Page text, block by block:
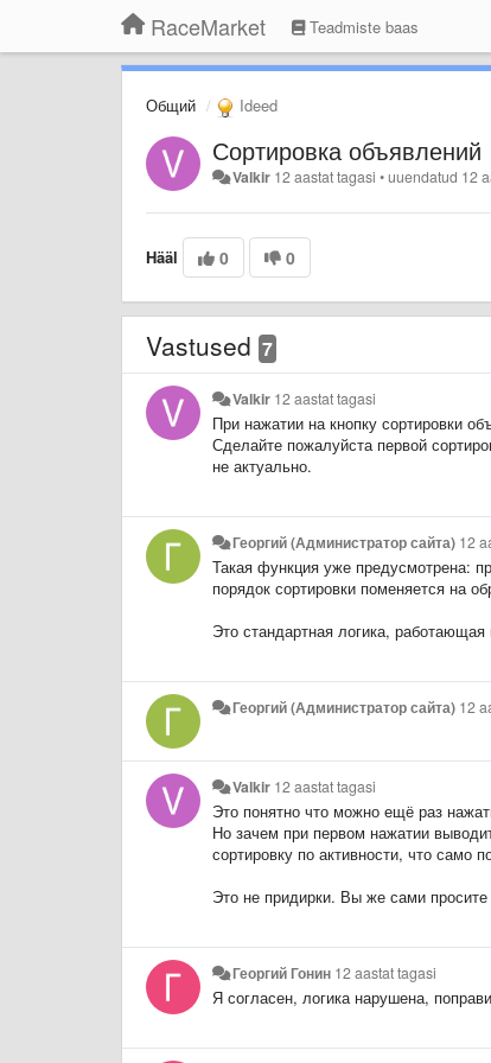
RaceMarket Teadmiste baas
Общий Ideed
Сортировка объявлений
Valkir 12 aastat tagasi •uuendatud 12
Hääl 0 0
Vastused 7
Valkir 12 aastat tagasi
При нажатии на кнопку сортировки
Сделайте пожалуйста первой
не актуально.
Георгий (Администратор сайта) 12
Такая функция уже предусмотрена:
порядок сортировки поменяется на
Это стандартная логика,
Георгий (Администратор сайта) 12
Valkir 12 aastat tagasi
Это понятно что можно ещё раз
Но зачем при первом нажатии
сортировку по активности, что
Это не придирки. Вы же сами
Георгий Гонин 12 aastat tagasi
Я согласен, логика нарушена,